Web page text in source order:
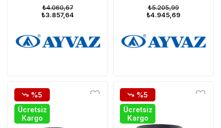
₺3.857,64
₺4.060,67
₺4.945,69
₺5.205,99
%5
Ücretsiz
Kargo
%5
Ücretsiz
Kargo